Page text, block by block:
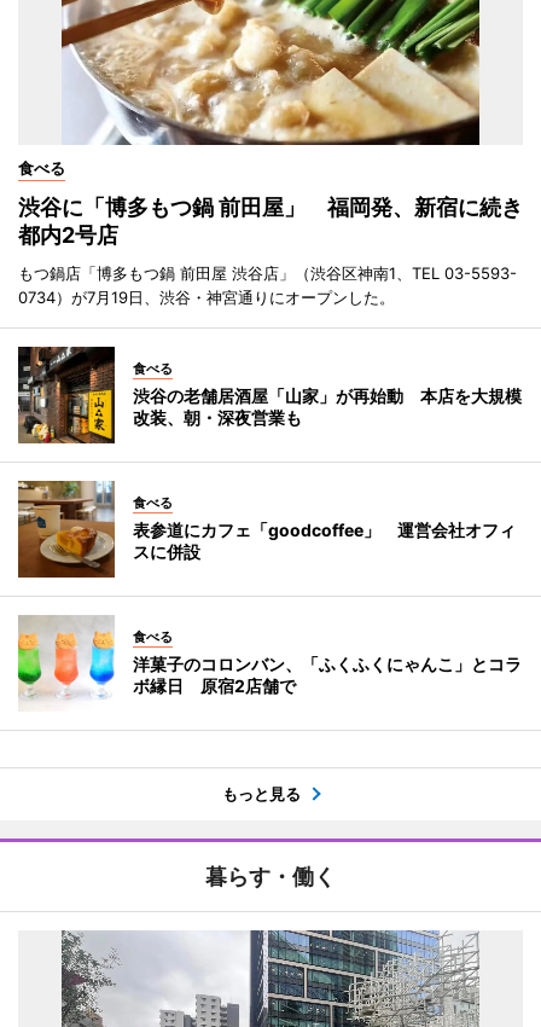
食べる
渋谷に「博多もつ鍋 前田屋」 福岡発、新宿に続き
都内2号店
もつ鍋店「博多もつ鍋 前田屋 渋谷店」（渋谷区神南1、TEL 03-5593-
0734）が7月19日、渋谷・神宮通りにオープンした。
食べる
渋谷の老舗居酒屋「山家」が再始動 本店を大規模
改装、朝・深夜営業も
食べる
表参道にカフェ「goodcoffee」 運営会社オフィ
スに併設
食べる
洋菓子のコロンバン、「ふくふくにゃんこ」とコラ
ボ縁日 原宿2店舗で
もっと見る
暮らす・働く